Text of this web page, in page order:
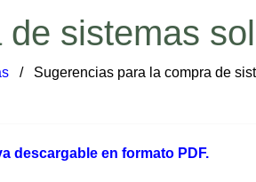
sistemas
/ Sugerencias para la compra de
descargable ​en formato PDF.​